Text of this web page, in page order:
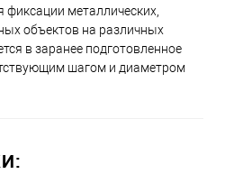
фиксации металлических,
объектов на различных
в заранее подготовленное
шагом и диаметром